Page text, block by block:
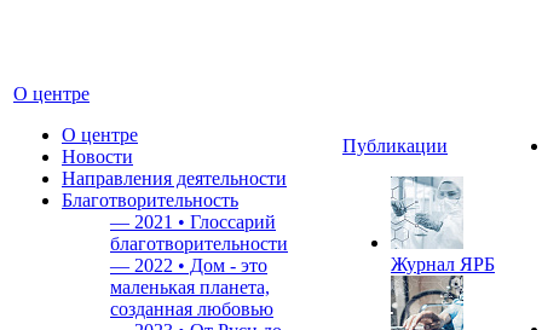
О центре
О центре
Новости
Направления деятельности
Благотворительность
— 2021 • Глоссарий
благотворительности
— 2022 • Дом - это
маленькая планета,
созданная любовью
Публикации
Журнал ЯРБ